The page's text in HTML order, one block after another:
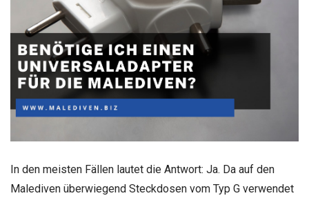
In den meisten Fällen lautet die Antwort: Ja. Da auf den
Malediven überwiegend Steckdosen vom Typ G verwendet